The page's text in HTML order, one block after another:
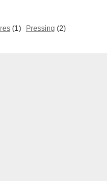
(1) Pressing (2)